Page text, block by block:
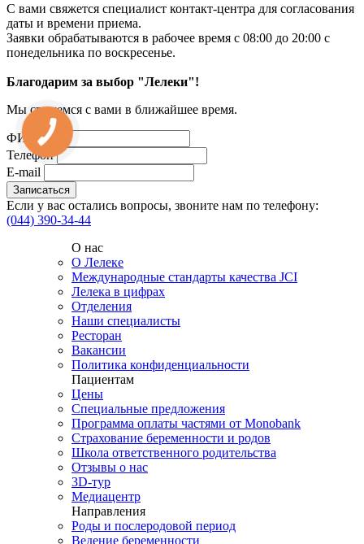
С вами свяжется специалист контакт-центра для согласования
даты и времени приема.
Заявки обрабатываются в рабочее время с 08:00 до 20:00 с
понедельника по воскресенье.
Благодарим за выбор "Лелеки"!
Мы свяжемся с вами в ближайшее время.
ФИО
Телефон
E-mail
Если у вас остались вопросы, звоните нам по телефону:
(044) 390-34-44
О нас
О Лелеке
Международные стандарты качества JCI
Лелека в цифрах
Отделения
Наши специалисты
Ресторан
Вакансии
Политика конфиденциальности
Пациентам
Цены
Специальные предложения
Программа оплаты частями от Monobank
Страхование беременности и родов
Школа ответственного родительства
Отзывы о нас
3D-тур
Медиацентр
Направления
Роды и послеродовой период
Ведение беременности